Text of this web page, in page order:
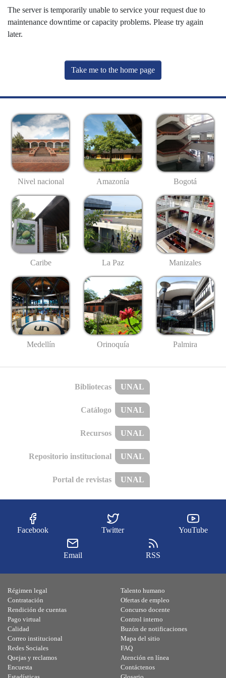
The server is temporarily unable to service your request due to
maintenance downtime or capacity problems. Please try again
later.
Take me to the home page
Nivel nacional Amazonía Bogotá
Caribe La Paz Manizales
Medellín Orinoquía Palmira
Bibliotecas UNAL
Catálogo UNAL
Recursos UNAL
Repositorio institucional UNAL
Portal de revistas UNAL
Facebook Twitter YouTube
Email RSS
Régimen legal
Contratación
Rendición de cuentas
Pago virtual
Calidad
Talento humano
Ofertas de empleo
Concurso docente
Control interno
Buzón de notificaciones
Correo institucional
Redes Sociales
Quejas y reclamos
Encuesta
Mapa del sitio
FAQ
Atención en línea
Contáctenos